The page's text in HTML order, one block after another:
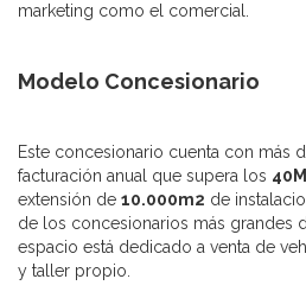
marketing como el comercial.
Modelo Concesionario
Este concesionario cuenta con más
facturación anual que supera los
extensión de 10.000m2 de
de los concesionarios más grandes
espacio está dedicado a venta de
y taller propio.